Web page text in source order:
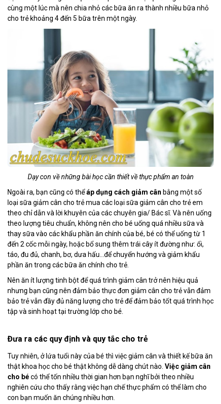
cùng một lúc mà nên chia nhỏ các bữa ăn ra thành nhiều bữa nhỏ
cho trẻ khoảng 4 đến 5 bữa trên một ngày.
Dạy con về những bài học cần thiết về thực phẩm an toàn
Ngoài ra, bạn cũng có thểáp dụng cách giảm cân bằng một số
loại sữa giảm cân cho trẻ mua các loại sữa giảm cân cho trẻ em
theo chỉ dẫn và lời khuyên của các chuyên gia/ Bác sĩ. Và nên uống
theo lượng tiêu chuẩn, không nên cho bé uống quá nhiều sữa và
thay sữa vào các khẩu phần ăn chính của bé, bé có thể uống từ 1
đến 2 cốc mỗi ngày, hoặc bổ sung thêm trái cây ít đường như: ổi,
táo, đu đủ, chanh, bơ, dưa hấu...để chuyển hướng và giảm khẩu
phần ăn trong các bữa ăn chính cho trẻ.
Nên ăn ít lượng tinh bột để quá trình giảm cân trở nên hiệu quả
nhưng bạn cũng nên đảm bảo thực đơn giảm cân cho trẻ vẫn đảm
bảo trẻ vẫn đầy đủ năng lượng cho trẻ để đảm bảo tốt quá trình học
tập và sinh hoạt tại trường lớp cho bé.
Đưa ra các quy định và quy tắc cho trẻ
Tuy nhiên, ở lứa tuổi này của bé thì việc giảm cân và thiết kế bữa ăn
thật khoa học cho bé thật không dễ dàng chút nào. Việc giảm cân
cho bécó thể tốn nhiều thời gian hơn bạn nghĩ bởi theo nhiều
nghiên cứu cho thấy rằng việc hạn chế thực phẩm có thể làm cho
con bạn muốn ăn chúng nhiều hơn.